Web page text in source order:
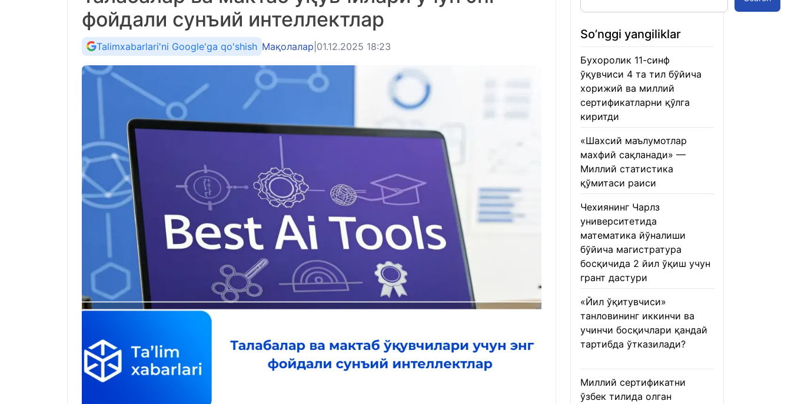
фойдали сунъий интеллектлар
Talimxabarlari'ni Google'ga qo'shish Мақолалар 01.12.2025 18:23
So’nggi yangiliklar
Бухоролик 11-синф
ўқувчиси 4 та тил бўйича
хорижий ва миллий
сертификатларни қўлга
киритди
«Шахсий маълумотлар
махфий сақланади» —
Миллий статистика
қўмитаси раиси
Чехиянинг Чарлз
университетида
математика йўналиши
бўйича магистратура
босқичида 2 йил ўқиш учун
грант дастури
«Йил ўқитувчиси»
танловининг иккинчи ва
учинчи босқичлари қандай
тартибда ўтказилади?
Миллий сертификатни
ўзбек тилида олган